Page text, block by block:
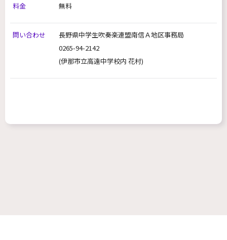
料金 無料
問い合わせ
長野県中学生吹奏楽連盟南信Ａ地区事務局
0265-94-2142
(伊那市立高遠中学校内 花村)